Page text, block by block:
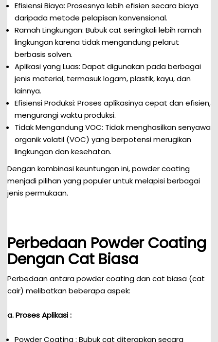
Efisiensi Biaya: Prosesnya lebih efisien secara biaya
daripada metode pelapisan konvensional.
Ramah Lingkungan: Bubuk cat seringkali lebih ramah
lingkungan karena tidak mengandung pelarut
berbasis solven.
Aplikasi yang Luas: Dapat digunakan pada berbagai
jenis material, termasuk logam, plastik, kayu, dan
lainnya.
Efisiensi Produksi: Proses aplikasinya cepat dan efisien,
mengurangi waktu produksi.
Tidak Mengandung VOC: Tidak menghasilkan senyawa
organik volatil (VOC) yang berpotensi merugikan
lingkungan dan kesehatan.
Dengan kombinasi keuntungan ini, powder coating
menjadi pilihan yang populer untuk melapisi berbagai
jenis permukaan.
Perbedaan Powder Coating
Dengan Cat Biasa
Perbedaan antara powder coating dan cat biasa (cat
cair) melibatkan beberapa aspek:
a. Proses Aplikasi :
Powder Coating : Bubuk cat diterapkan secara